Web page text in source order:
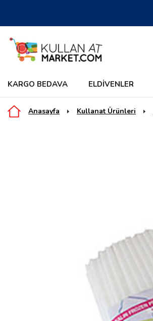
KARGO BEDAVA ELDIVENLER
Anasayfa Kullanat Ürünleri